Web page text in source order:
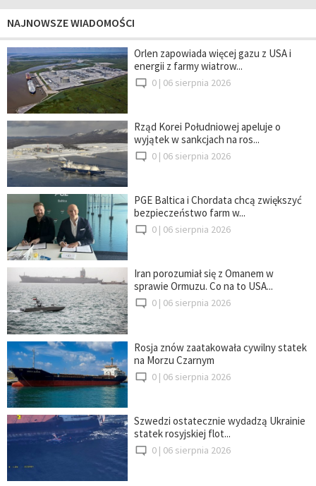
NAJNOWSZE WIADOMOŚCI
Orlen zapowiada więcej gazu z USA i
energii z farmy wiatrow...
0 | 06 sierpnia 2026
Rząd Korei Południowej apeluje o
wyjątek w sankcjach na ros...
0 | 06 sierpnia 2026
PGE Baltica i Chordata chcą zwiększyć
bezpieczeństwo farm w...
0 | 06 sierpnia 2026
Iran porozumiał się z Omanem w
sprawie Ormuzu. Co na to USA...
0 | 06 sierpnia 2026
Rosja znów zaatakowała cywilny statek
na Morzu Czarnym
0 | 06 sierpnia 2026
Szwedzi ostatecznie wydadzą Ukrainie
statek rosyjskiej flot...
0 | 06 sierpnia 2026